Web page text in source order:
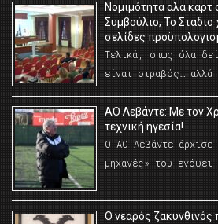
Νομιμότητα αλά καρτ
Συμβούλιο; Το
σελίδες
Τελικά, όπως όλα
είναι στραβός… αλλά
ΑΟ Λεβάντε: Με τον
τεχνική ηγεσία!
Ο ΑΟ Λεβάντε άρχισε
μηχανές» του ενόψει
O νεαρός